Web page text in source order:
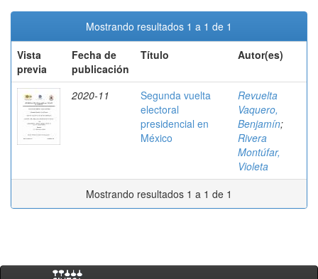
Mostrando resultados 1 a 1 de 1
Vista
previa
Fecha de
publicación
Título Autor(es)
2020-11
Segunda vuelta
electoral
presidencial en
México
Revuelta
Vaquero,
Benjamín;
Rivera
Montúfar,
Violeta
Mostrando resultados 1 a 1 de 1